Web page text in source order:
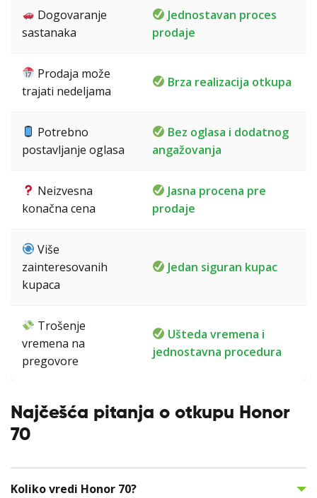
Dogovaranje
sastanaka
Jednostavan proces
prodaje
Prodaja može
trajati nedeljama
Brza realizacija otkupa
Potrebno
postavljanje oglasa
Bez oglasa i dodatnog
angažovanja
Neizvesna
konačna cena
Jasna procena pre
prodaje
Više
zainteresovanih
kupaca
Jedan siguran kupac
Trošenje
vremena na
pregovore
Ušteda vremena i
jednostavna procedura
Najčešća pitanja o otkupu Honor
70
Koliko vredi Honor 70?